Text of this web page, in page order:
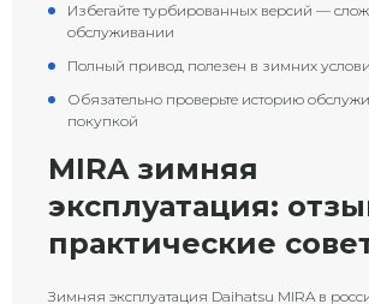
Избегайте турбированных версий —
обслуживании
Полный привод полезен в зимних
Обязательно проверьте историю
покупкой
MIRA зимняя
эксплуатация:
практические
Зимняя эксплуатация Daihatsu MIRA в